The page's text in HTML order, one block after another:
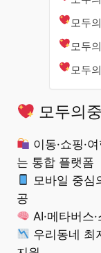
모두
모두
모두
모두의
이동·쇼핑·
는 통합 플랫폼
모바일 중심
공
AI·메타버스
우리동네 최